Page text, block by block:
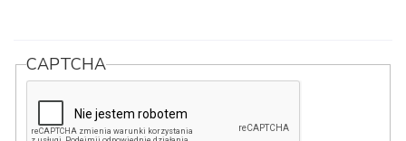
CAPTCHA